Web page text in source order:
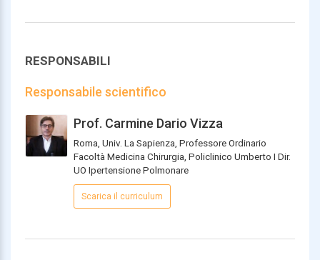
RESPONSABILI
Responsabile scientifico
Prof. Carmine Dario Vizza
Roma, Univ. La Sapienza, Professore Ordinario
Facoltà Medicina Chirurgia, Policlinico Umberto I Dir.
UO Ipertensione Polmonare
Scarica il curriculum